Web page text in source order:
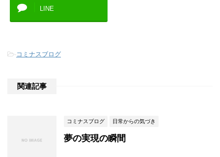
LINE
-コミナスブログ
関連記事
コミナスブログ 日常からの気づき
夢の実現の瞬間